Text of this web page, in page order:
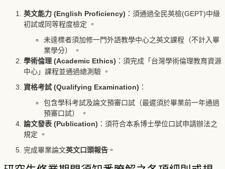
英文能力 (English Proficiency) ：須通過全民英檢(GEPT)中級
初試或同等程度檢定 。
未達標者須加修一門外語教學中心之英文課程（不計入畢
業學分） 。
學術倫理 (Academic Ethics) ：須完成「台灣學術倫理教育資源
中心」課程並通過總測驗 。
資格考試 (Qualifying Examination) ：
包含學科考試及論文預審口試（最遲須於畢業前一年通過
預審口試） 。
論文發表 (Publication) ：須符合本系博士學位口試申請辦法之
規定 。
完成畢業論文英文口頭報告 。